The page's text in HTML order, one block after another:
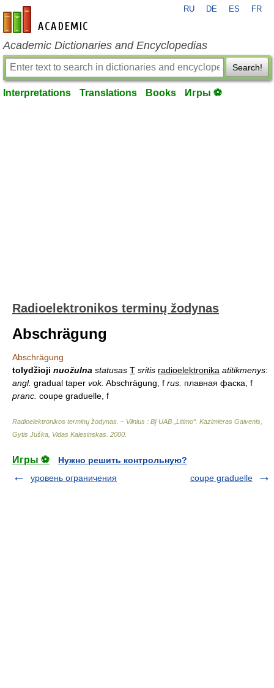
en-academic.com
RU DE ES FR
Academic Dictionaries and Encyclopedias
Search!
Interpretations Translations Books Игры ⚽
Radioelektronikos terminų žodynas
Abschrägung
Abschrägung
tolydžioji nuožulna statusas T sritis radioelektronika atitikmenys:
angl. gradual taper vok. Abschrägung, f rus. плавная фаска, f
pranc. coupe graduelle, f
Radioelektronikos terminų žodynas. – Vilnius : BĮ UAB „Litimo“ Kazimieras Gaivenis,
Gytis Juška, Vidas Kalesinskas 2000
Игры ⚽
Нужно решить контрольную?
уровень ограничения
coupe graduelle